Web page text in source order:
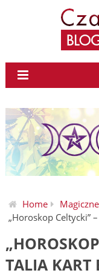
Home
„Horoskop Celtycki”
TALIA KART